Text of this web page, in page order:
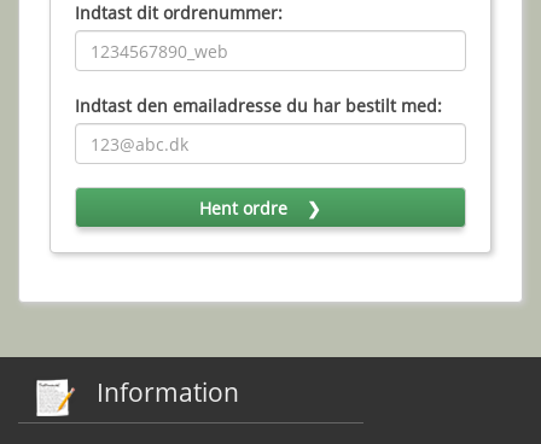
Indtast dit ordrenummer:
Indtast den emailadresse du har bestilt med:
Information